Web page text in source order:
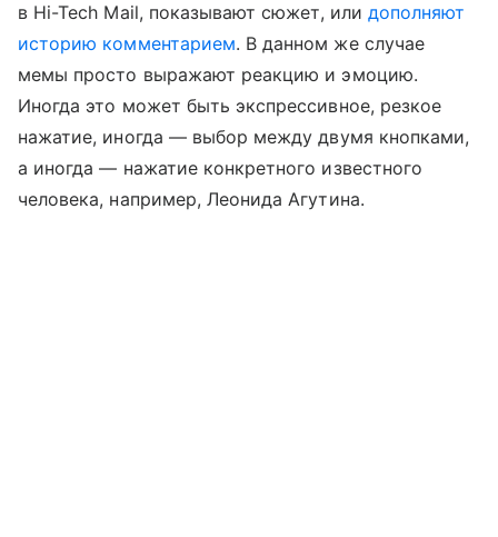
в Hi-Tech Mail, показывают сюжет, или дополняют
историю комментарием. В данном же случае
мемы просто выражают реакцию и эмоцию.
Иногда это может быть экспрессивное, резкое
нажатие, иногда — выбор между двумя кнопками,
а иногда — нажатие конкретного известного
человека, например, Леонида Агутина.